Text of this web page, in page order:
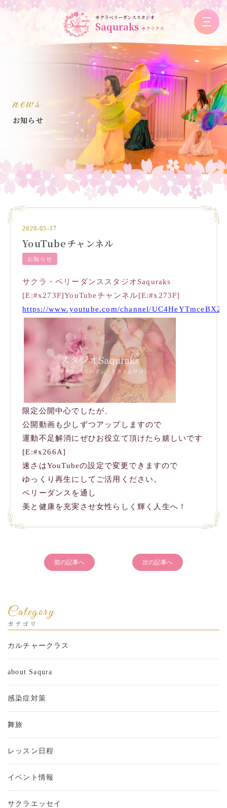
サクラベリーダンススタジオ
Saquraks サクラクス
news
お知らせ
2020-05-17
YouTubeチャンネル
お知らせ
サクラ・ベリーダンススタジオSaquraks
[E:#x273F]YouTubeチャンネル[E:#x273F]
https://www.youtube.com/channel/
限定公開中心でしたが、
公開動画も少しずつアップしますので
運動不足解消にぜひお役立て頂けたら嬉しいです
[E:#x266A]
速さはYouTubeの設定で変更できますので
ゆっくり再生にしてご活用ください。
ベリーダンスを通し
美と健康を充実させ女性らしく輝く人生へ！
前の記事へ 次の記事へ
Category
カテゴリ
カルチャークラス
about Saqura
感染症対策
舞旅
レッスン日程
イベント情報
サクラエッセイ